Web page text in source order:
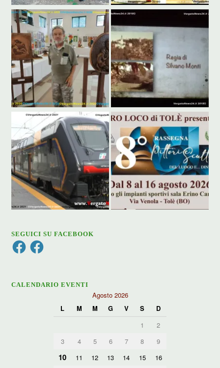
SEGUICI SU FACEBOOK
FacebookFacebook
CALENDARIO EVENTI
Agosto 2026
L
M M G V S
D
1
2
3
4 5 6 7 8 9
10 11 12 13 14 15
16